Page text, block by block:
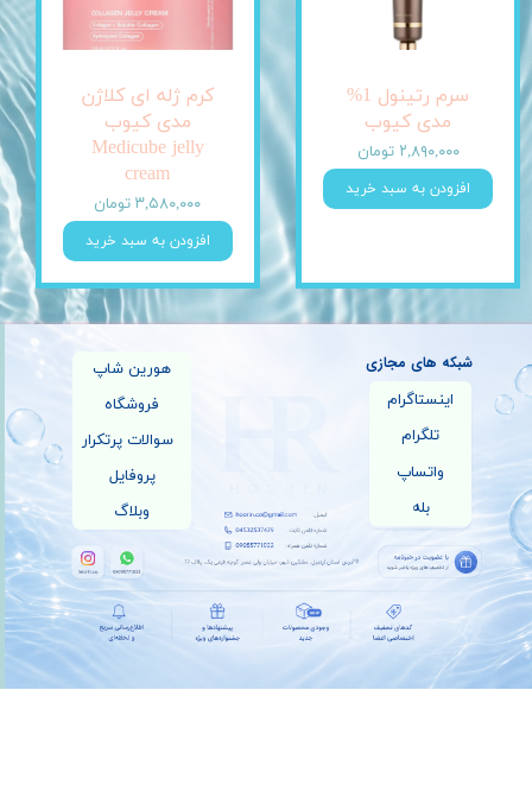
سرم رتینول 1%
مدی کیوب
۲,۸۹۰,۰۰۰ تومان
افزودن به سبد خرید
کرم ژله ای کلاژن
مدی کیوب
Medicube jelly
cream
۳,۵۸۰,۰۰۰ تومان
افزودن به سبد خرید
هورین شاپ
فروشگاه
سوالات پرتکرار
پروفایل
وبلاگ
اینستاگرام
تلگرام
واتساپ
بله
شبکه های مجازی